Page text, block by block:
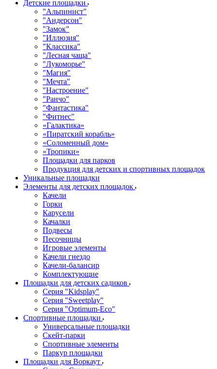
Детские площадки
"Альпинист"
"Андерсон"
"Замок"
"Иллюзия"
"Классика"
"Лесная чаща"
"Лукоморье"
"Магия"
"Мечта"
"Настроение"
"Ранчо"
"Фантастика"
"Фитнес"
«Галактика»
«Пиратский корабль»
«Соломенный дом»
«Тропики»
Площадки для парков
Продукция для детских и спортивных площадок
Уникальные площадки
Элементы для детских площадок
Качели
Горки
Карусели
Качалки
Подвесы
Песочницы
Игровые элементы
Качели гнездо
Качели-балансир
Комплектующие
Площадки для детских садиков
Серия "Kidsplay"
Серия "Sweetplay"
Серия "Оptimum-Еco"
Спортивные площадки
Универсальные площадки
Скейт-парки
Спортивные элементы
Паркур площадки
Площадки для Воркаут